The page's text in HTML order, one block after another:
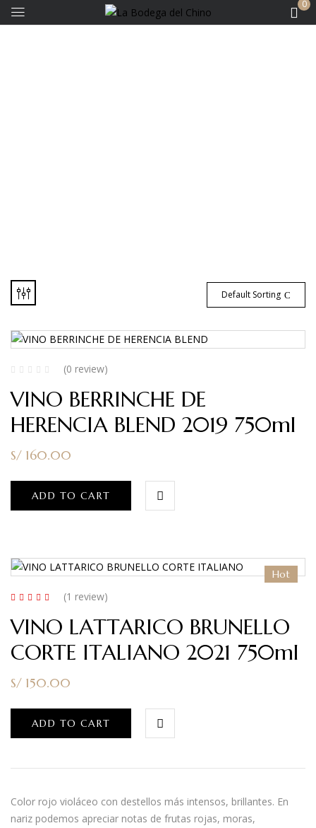
0
Default Sorting
(0 review)
VINO BERRINCHE DE
HERENCIA BLEND 2019 750ml
S/ 160.00
ADD TO CART
Hot
of 5
(1 review)
VINO LATTARICO BRUNELLO
CORTE ITALIANO 2021 750ml
S/ 150.00
ADD TO CART
Color rojo violáceo con destellos más intensos, brillantes. En
nariz podemos apreciar notas de frutas rojas, moras,